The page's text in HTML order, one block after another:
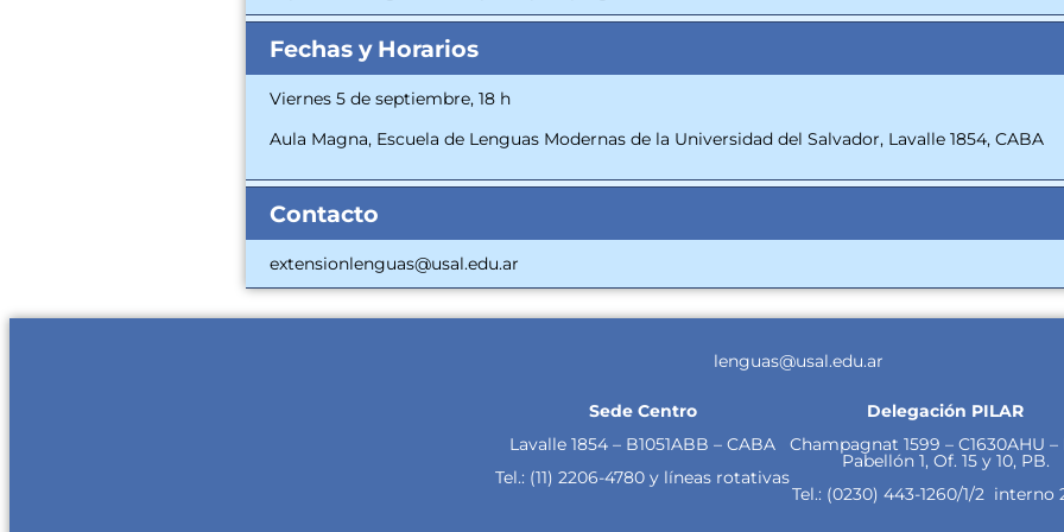
Fechas y Horarios
Viernes 5 de septiembre, 18 h
Aula Magna, Escuela de Lenguas Modernas de la Universidad del Salvador, Lavalle 1854, CABA
Contacto
extensionlenguas@usal.edu.ar
lenguas@usal.edu.ar
Sede Centro
Lavalle 1854 – B1051ABB – CABA
Tel.: (11) 2206-4780 y líneas rotativas
Delegación PILAR
Champagnat 1599 – C1630AHU –
Pabellón 1, Of. 15 y 10, PB.
Tel.: (0230) 443-1260/1/2 interno